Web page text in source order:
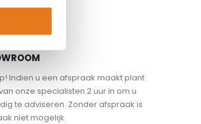
Indien u een afspraak maakt plant
onze specialisten 2 uur in om u
te adviseren. Zonder afspraak is
niet mogelijk.